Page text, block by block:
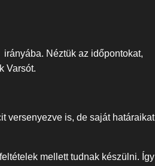
Néztük az időpontokat,
Varsót.
versenyezve is, de saját határaikat
mellett tudnak készülni. Így